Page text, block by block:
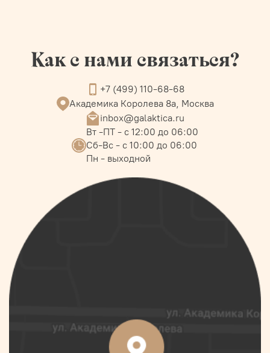
Как с нами связаться?
+7 (499) 110-68-68
Академика Королева 8а, Москва
inbox@galaktica.ru
Вт -ПТ - с 12:00 до 06:00
Сб-Вс - с 10:00 до 06:00
Пн - выходной